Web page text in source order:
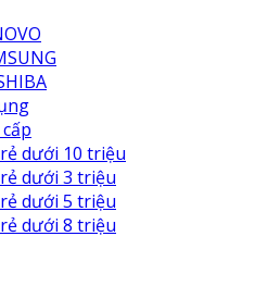
dưới 10 triệu
dưới 3 triệu
dưới 5 triệu
dưới 8 triệu